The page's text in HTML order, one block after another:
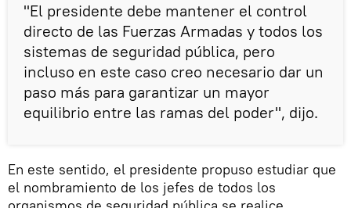
"El presidente debe mantener el control
directo de las Fuerzas Armadas y todos los
sistemas de seguridad pública, pero
incluso en este caso creo necesario dar un
paso más para garantizar un mayor
equilibrio entre las ramas del poder", dijo.
En este sentido, el presidente propuso estudiar que
el nombramiento de los jefes de todos los